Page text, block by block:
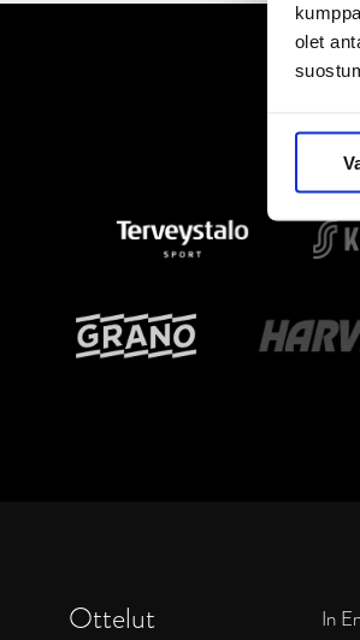
olet
Ottelut
In